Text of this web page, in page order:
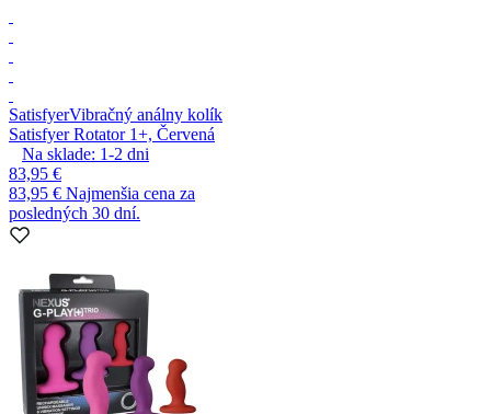
SatisfyerVibračný análny kolík
Satisfyer Rotator 1+, Červená
Na sklade: 1-2 dni
83,95 €
83,95 € Najmenšia cena za
posledných 30 dní.